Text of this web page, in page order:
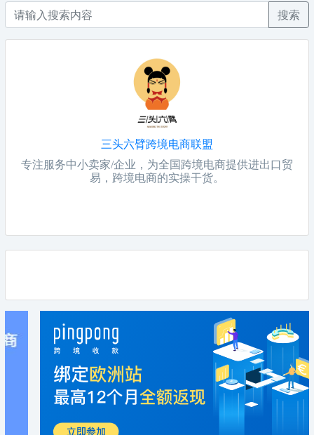
搜索
三头六臂跨境电商联盟
专注服务中小卖家/企业，为全国跨境电商提供进出口贸
易，跨境电商的实操干货。